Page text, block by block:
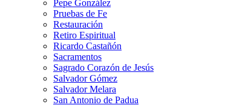
Pepe González
Pruebas de Fe
Restauración
Retiro Espiritual
Ricardo Castañón
Sacramentos
Sagrado Corazón de Jesús
Salvador Gómez
Salvador Melara
San Antonio de Padua